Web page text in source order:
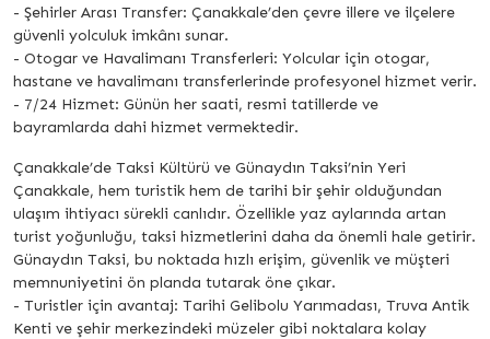
- Şehirler Arası Transfer: Çanakkale’den çevre illere ve ilçelere
güvenli yolculuk imkânı sunar.
- Otogar ve Havalimanı Transferleri: Yolcular için otogar,
hastane ve havalimanı transferlerinde profesyonel hizmet verir.
- 7/24 Hizmet: Günün her saati, resmi tatillerde ve
bayramlarda dahi hizmet vermektedir.
Çanakkale’de Taksi Kültürü ve Günaydın Taksi’nin Yeri
Çanakkale, hem turistik hem de tarihi bir şehir olduğundan
ulaşım ihtiyacı sürekli canlıdır. Özellikle yaz aylarında artan
turist yoğunluğu, taksi hizmetlerini daha da önemli hale getirir.
Günaydın Taksi, bu noktada hızlı erişim, güvenlik ve müşteri
memnuniyetini ön planda tutarak öne çıkar.
- Turistler için avantaj: Tarihi Gelibolu Yarımadası, Truva Antik
Kenti ve şehir merkezindeki müzeler gibi noktalara kolay